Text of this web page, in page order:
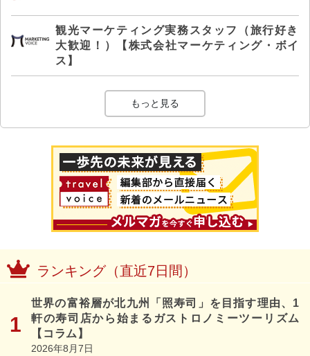
観光マーケティング実務スタッフ（旅行好き
大歓迎！）【株式会社マーケティング・ボイ
ス】
もっと見る
ランキング（直近7日間）
世界の富裕層が北九州「照寿司」を目指す理由、1
軒の寿司店から始まるガストロノミーツーリズム
【コラム】
2026年8月7日